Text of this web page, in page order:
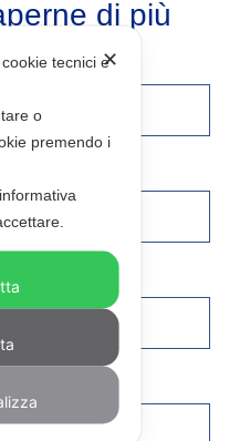
di più
✕
tecnici e
o
premendo i